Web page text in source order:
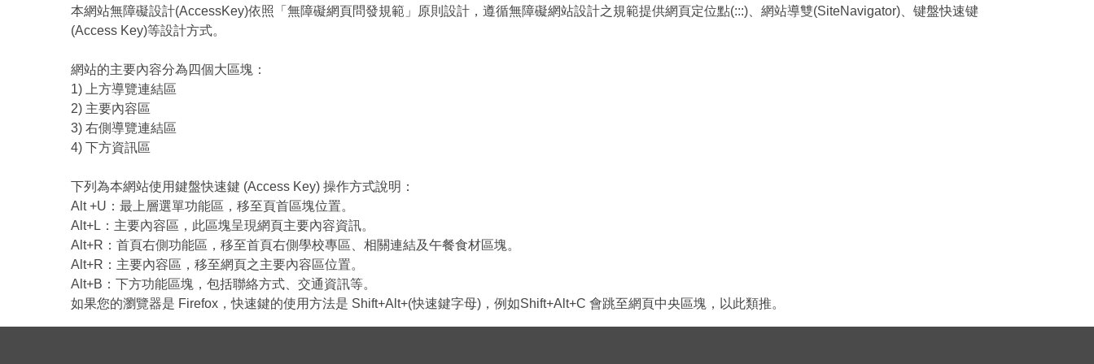
本網站無障礙設計(AccessKey)依照「無障礙網頁問發規範」原則設計，遵循無障礙網站設計之規範提供網頁定位點(:::)、網站導雙(SiteNavigator)、键盤快速键
(Access Key)等設計方式。
網站的主要內容分為四個大區塊：
1) 上方導覽連結區
2) 主要內容區
3) 右側導覽連結區
4) 下方資訊區
下列為本網站使用鍵盤快速鍵 (Access Key) 操作方式說明：
Alt +U：最上層選單功能區，移至頁首區塊位置。
Alt+L：主要內容區，此區塊呈現網頁主要內容資訊。
Alt+R：首頁右側功能區，移至首頁右側學校專區、相關連結及午餐食材區塊。
Alt+R：主要內容區，移至網頁之主要內容區位置。
Alt+B：下方功能區塊，包括聯絡方式、交通資訊等。
如果您的瀏覽器是 Firefox，快速鍵的使用方法是 Shift+Alt+(快速鍵字母)，例如Shift+Alt+C 會跳至網頁中央區塊，以此類推。